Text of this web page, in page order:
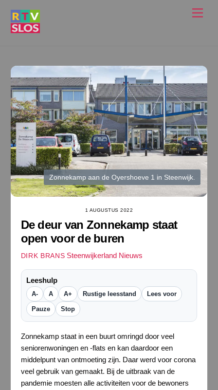
Zonnekamp aan de Oyershoeve 1 in Steenwijk.
1 AUGUSTUS 2022
De deur van Zonnekamp staat
open voor de buren
DIRK BRANS Steenwijkerland Nieuws
Leeshulp
A- A A+ Rustige leesstand Lees voor
Pauze Stop
Zonnekamp staat in een buurt omringd door veel
seniorenwoningen en -flats en kan daardoor een
middelpunt van ontmoeting zijn. Daar werd voor corona
veel gebruik van gemaakt. Bij de uitbraak van de
pandemie moesten alle activiteiten voor de bewoners